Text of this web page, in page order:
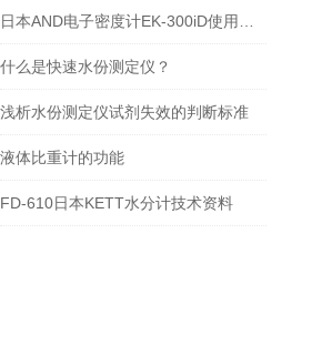
什么是快速水份测定仪？
浅析水份测定仪试剂失效的判断标准
液体比重计的功能
FD-610日本KETT水分计技术资料